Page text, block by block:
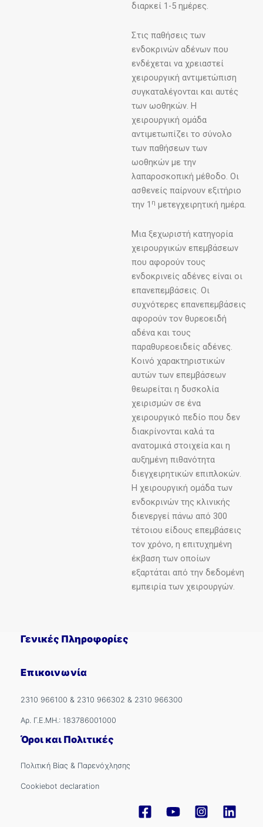
διαρκεί 1-5 ημέρες.
Στις παθήσεις των
ενδοκρινών αδένων που
ενδέχεται να χρειαστεί
χειρουργική αντιμετώπιση
συγκαταλέγονται και αυτές
των ωοθηκών. Η
χειρουργική ομάδα
αντιμετωπίζει το σύνολο
των παθήσεων των
ωοθηκών με την
λαπαροσκοπική μέθοδο. Οι
ασθενείς παίρνουν εξιτήριο
την 1 η μετεγχειρητική ημέρα.
Μια ξεχωριστή κατηγορία
χειρουργικών επεμβάσεων
που αφορούν τους
ενδοκρινείς αδένες είναι οι
επανεπεμβάσεις. Οι
συχνότερες επανεπεμβάσεις
αφορούν τον θυρεοειδή
αδένα και τους
παραθυρεοειδείς αδένες.
Κοινό χαρακτηριστικών
αυτών των επεμβάσεων
θεωρείται η δυσκολία
χειρισμών σε ένα
χειρουργικό πεδίο που δεν
διακρίνονται καλά τα
ανατομικά στοιχεία και η
αυξημένη πιθανότητα
διεγχειρητικών επιπλοκών.
Η χειρουργική ομάδα των
ενδοκρινών της κλινικής
διενεργεί πάνω από 300
τέτοιου είδους επεμβάσεις
τον χρόνο, η επιτυχημένη
έκβαση των οποίων
εξαρτάται από την δεδομένη
εμπειρία των χειρουργών.
Γενικές Πληροφορίες
Επικοινωνία
2310 966100 & 2310 966302 & 2310 966300
Αρ. Γ.Ε.ΜΗ.: 183786001000
Όροι και Πολιτικές
Πολιτική Βίας & Παρενόχλησης
Cookiebot declaration